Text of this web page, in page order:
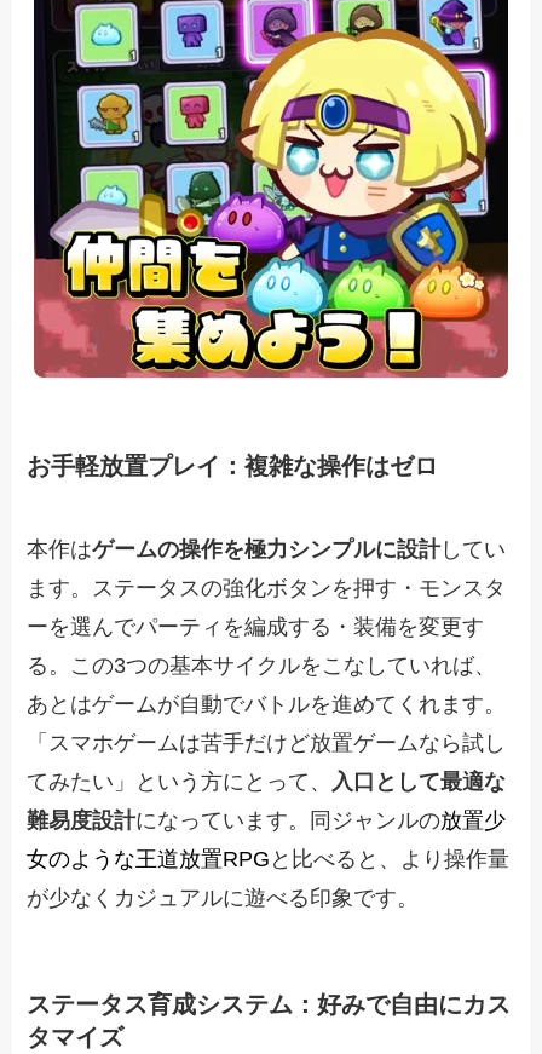
お手軽放置プレイ：複雑な操作はゼロ
本作はゲームの操作を極力シンプルに設計してい
ます。ステータスの強化ボタンを押す・モンスタ
ーを選んでパーティを編成する・装備を変更す
る。この3つの基本サイクルをこなしていれば、
あとはゲームが自動でバトルを進めてくれます。
「スマホゲームは苦手だけど放置ゲームなら試し
てみたい」という方にとって、
入口として最適な
難易度設計になっています。同ジャンルの放置少
女のような王道放置RPG と比べると、より操作量
が少なくカジュアルに遊べる印象です。
ステータス育成システム：好みで自由にカス
タマイズ